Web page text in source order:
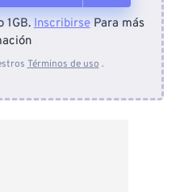
1GB.InscribirsePara más
Términos de uso .